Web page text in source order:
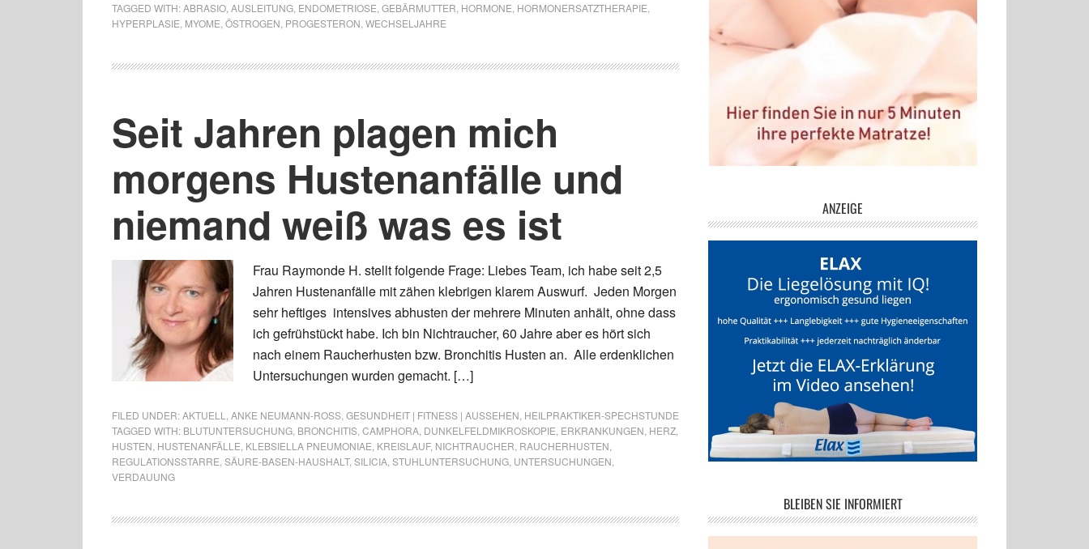
TAGGED WITH:ABRASIO AUSLEITUNG ENDOMETRIOSE GEBÄRMUTTER HORMONE HORMONERSATZTHERAPIE
HYPERPLASIE MYOME ÖSTROGEN PROGESTERON WECHSELJAHRE
Seit Jahren plagen mich
morgens Hustenanfälle und
niemand weiß was es ist
Frau Raymonde H. stellt folgende Frage: Liebes Team, ich habe seit 2,5
Jahren Hustenanfälle mit zähen klebrigen klarem Auswurf. Jeden Morgen
sehr heftiges intensives abhusten der mehrere Minuten anhält, ohne dass
ich gefrühstückt habe. Ich bin Nichtraucher, 60 Jahre aber es hört sich
nach einem Raucherhusten bzw. Bronchitis Husten an. Alle erdenklichen
Untersuchungen wurden gemacht. […]
FILED UNDER:AKTUELL ANKE NEUMANN-ROSS GESUNDHEIT | FITNESS | AUSSEHEN HEILPRAKTIKER-SPECHSTUNDE
TAGGED WITH: BLUTUNTERSUCHUNG BRONCHITIS CAMPHORA DUNKELFELDMIKROSKOPIE ERKRANKUNGEN HERZ
HUSTEN HUSTENANFÄLLE KLEBSIELLA PNEUMONIAE KREISLAUF, NICHTRAUCHER RAUCHERHUSTEN
REGULATIONSSTARRE SÄURE-BASEN-HAUSHALT, SILICIA STUHLUNTERSUCHUNG UNTERSUCHUNGEN
VERDAUUNG
ANZEIGE
BLEIBEN SIE INFORMIERT